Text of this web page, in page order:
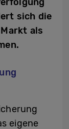
sich die
als
eigene